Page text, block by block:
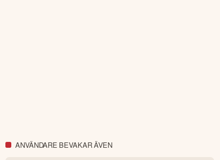
ANVÄNDARE BEVAKAR ÄVEN